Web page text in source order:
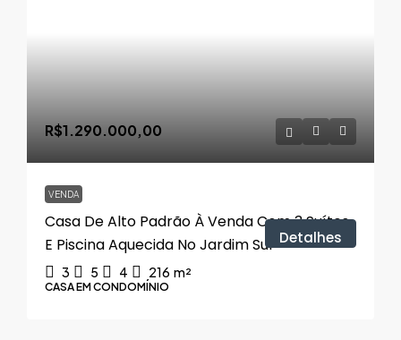
R$1.290.000,00
VENDA
Casa De Alto Padrão À Venda Com 3 Suítes,
E Piscina Aquecida No Jardim Sul
3 5 4 216 m²
CASA EM CONDOMÍNIO
Detalhes